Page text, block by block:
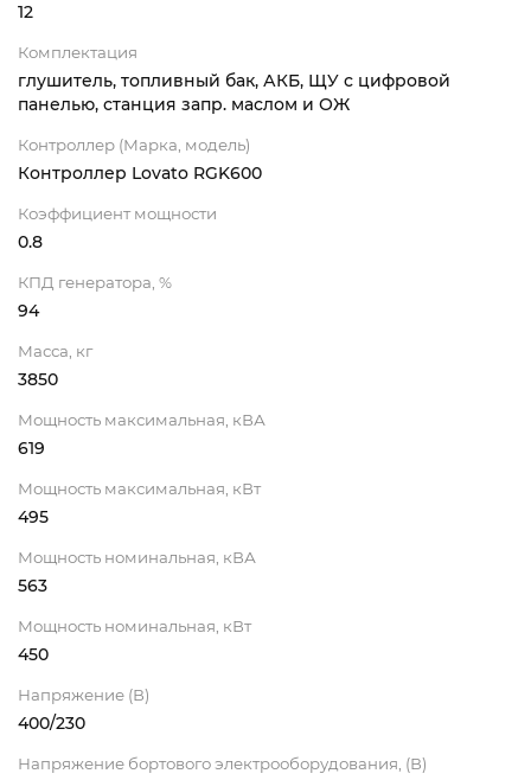
12
Комплектация
глушитель, топливный бак, АКБ, ЩУ с цифровой
панелью, станция запр. маслом и ОЖ
Контроллер (Марка, модель)
Контроллер Lovato RGK600
Коэффициент мощности
0.8
КПД генератора, %
94
Масса, кг
3850
Мощность максимальная, кВА
619
Мощность максимальная, кВт
495
Мощность номинальная, кВА
563
Мощность номинальная, кВт
450
Напряжение (В)
400/230
Напряжение бортового электрооборудования, (В)